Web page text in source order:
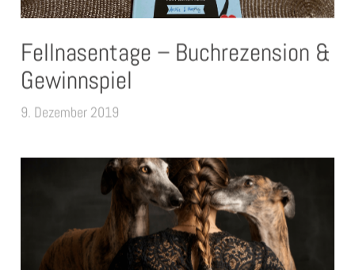
Fellnasentage – Buchrezension &
Gewinnspiel
9. Dezember 2019